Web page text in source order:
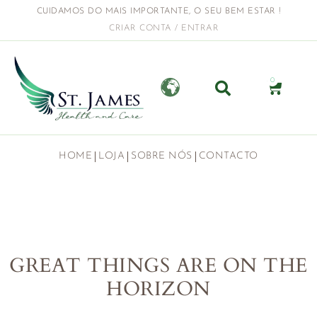
CUIDAMOS DO MAIS IMPORTANTE, O SEU BEM ESTAR !
CRIAR CONTA / ENTRAR
0
HOME LOJA SOBRE NÓS CONTACTO
GREAT THINGS ARE ON THE
HORIZON